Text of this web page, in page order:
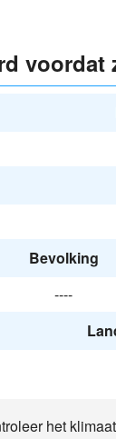
voordat
Bevolking
----
het